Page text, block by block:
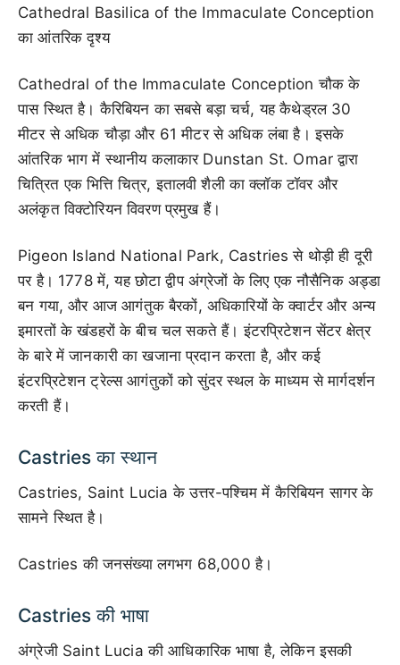
Cathedral Basilica of the Immaculate Conception
का आंतरिक दृश्य
Cathedral of the Immaculate Conception चौक के
पास स्थित है। कैरिबियन का सबसे बड़ा चर्च, यह कैथेड्रल 30
मीटर से अधिक चौड़ा और 61 मीटर से अधिक लंबा है। इसके
आंतरिक भाग में स्थानीय कलाकार Dunstan St. Omar द्वारा
चित्रित एक भित्ति चित्र, इतालवी शैली का क्लॉक टॉवर और
अलंकृत विक्टोरियन विवरण प्रमुख हैं।
Pigeon Island National Park, Castries से थोड़ी ही दूरी
पर है। 1778 में, यह छोटा द्वीप अंग्रेजों के लिए एक नौसैनिक अड्डा
बन गया, और आज आगंतुक बैरकों, अधिकारियों के क्वार्टर और अन्य
इमारतों के खंडहरों के बीच चल सकते हैं। इंटरप्रिटेशन सेंटर क्षेत्र
के बारे में जानकारी का खजाना प्रदान करता है, और कई
इंटरप्रिटेशन ट्रेल्स आगंतुकों को सुंदर स्थल के माध्यम से मार्गदर्शन
करती हैं।
Castries का स्थान
Castries, Saint Lucia के उत्तर-पश्चिम में कैरिबियन सागर के
सामने स्थित है।
Castries की जनसंख्या लगभग 68,000 है।
Castries की भाषा
अंग्रेजी Saint Lucia की आधिकारिक भाषा है, लेकिन इसकी